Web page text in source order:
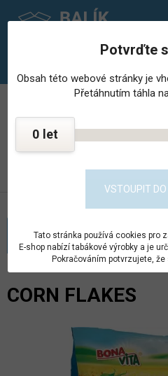
PROVOZOVNA STŘEDISKA
KATEGORIE
CORN FLAKES
Potvrďte
Obsah této webové stránky je
Přetáhnutím táhla
0
VSTOUPIT
Tato stránka používá cookies pro
E-shop nabízí tabákové výrobky a je
Pokračováním potvrzujete,